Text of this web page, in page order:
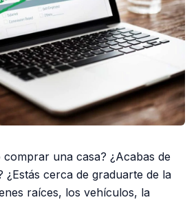
comprar una casa? ¿Acabas de
cerca de graduarte de la
raíces, los vehículos, la